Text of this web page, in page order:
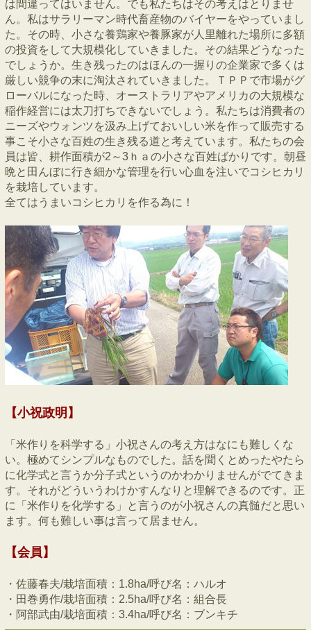
は間違ってはいません。でも私たちはその考えはとりませ
ん。私はサラリーマン時代畜産物のバイヤーをやっていまし
た。その時、小さな養鶏家や養豚家が人里離れた場所に多額
の投資をして大規模化していきました。その結果どうなった
でしょうか。生き残ったのはほんの一握りの企業家で多くは
厳しい競争の末に淘汰されていきました。ＴＰＰで市場がグ
ローバルになった時、オーストラリアやアメリカの大規模な
稲作経営には太刀打ちできないでしょう。私たちは消費者の
ニーズやウォンツを汲み上げておいしい米を作って販売する
事こそ小さな百姓の生き残る道と考えています。私たちの会
員は皆、耕作面積が2～3ｈａの小さな百姓ばかりです。朝昼
晩と田んぼに行き細かな管理を行い心血を注いでコシヒカリ
を栽培しています。
全てはうまいコシヒカリを作る為に！
【小祝政明】
「米作りを科学する」小祝さんの考え方はなにも難しくな
い。極めてシンプルなものでした。話を聞くとめったやたら
に化学式と言うか分子式というのかわかりませんがでてきま
す。それがどういうわけかすんなりと理解できるのです。正
に「米作りを化学する」と言うのが小祝さんの真髄だと思い
ます。何も難しい事は言って居ません。
【会員】
・佐藤春夫/栽培面積：1.8ha/呼び名：ハルオ
・田巻勇作/栽培面積：2.5ha/呼び名：組合長
・阿部武由/栽培面積：3.4ha/呼び名：ブンキチ